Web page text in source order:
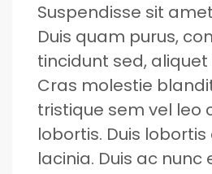
Suspendisse sit
Duis quam purus,
tincidunt sed, aliquet
Cras molestie
tristique sem vel leo
lobortis. Duis lobortis
lacinia. Duis ac nunc